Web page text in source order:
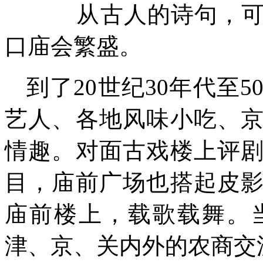
从古人的诗句，
口庙会繁盛。
到了20世纪30年代至
艺人、各地风味小吃、
情趣。对面古戏楼上评
目，庙前广场也搭起皮
庙前楼上，载歌载舞。
津、京、关内外的农商